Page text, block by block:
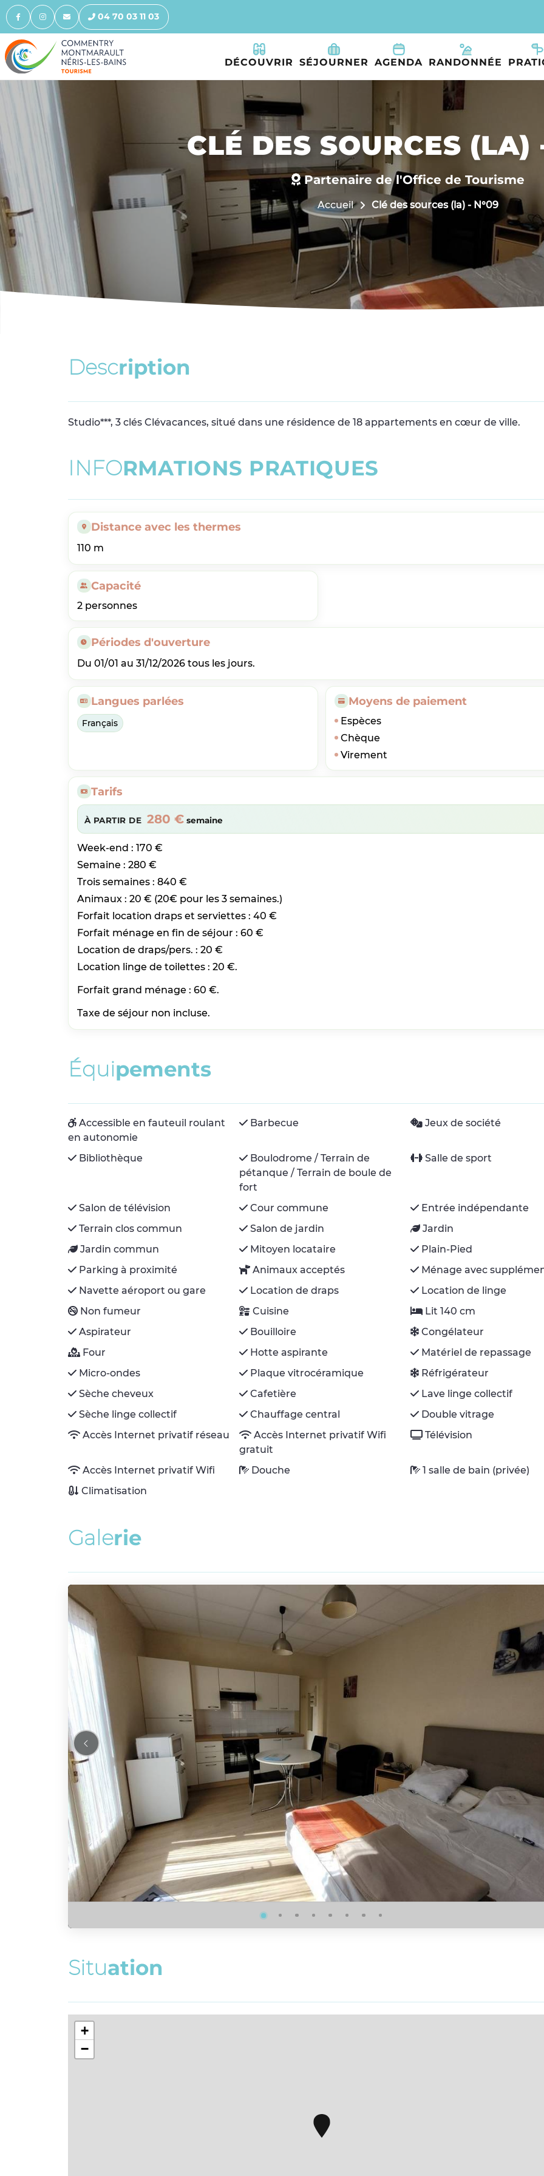
04 70 03 11 03
DÉCOUVRIR SÉJOURNER AGENDA RANDONNÉE
CLÉ DES SOURCES (LA)
Partenaire de l'Office de Tourisme
Accueil Clé des sources (la) - N°09
Description
Studio***, 3 clés Clévacances, situé dans une résidence de 18 appartements en cœur de ville.
INFORMATIONS PRATIQUES
Distance avec les thermes
110 m
Capacité
2 personnes
Périodes d'ouverture
Du 01/01 au 31/12/2026 tous les jours.
Langues parlées
Français
Moyens de paiement
Espèces
Chèque
Virement
Tarifs
À PARTIR DE 280 €semaine
Week-end : 170 €
Semaine : 280 €
Trois semaines : 840 €
Animaux : 20 € (20€ pour les 3 semaines.)
Forfait location draps et serviettes : 40 €
Forfait ménage en fin de séjour : 60 €
Location de draps/pers. : 20 €
Location linge de toilettes : 20 €.
Forfait grand ménage : 60 €.
Taxe de séjour non incluse.
Équipements
Accessible en fauteuil roulant
en autonomie
Barbecue Jeux de société
Bibliothèque
Boulodrome / Terrain de
pétanque / Terrain de boule de
fort
Salle de sport
Salon de télévision Cour commune
Entrée indépendante
Terrain clos commun
Salon de jardin
Jardin
Jardin commun
Mitoyen locataire
Plain-Pied
Parking à proximité
Animaux acceptés
Ménage avec
Navette aéroport ou gare
Location de draps
Location de linge
Non fumeur
Cuisine
Lit 140 cm
Aspirateur
Bouilloire
Congélateur
Four
Hotte aspirante
Matériel de repassage
Micro-ondes
Plaque vitrocéramique
Réfrigérateur
Sèche cheveux
Cafetière
Lave linge collectif
Sèche linge collectif
Chauffage central
Double vitrage
Accès Internet privatif réseau
Accès Internet privatif Wifi
gratuit
Télévision
Accès Internet privatif Wifi Douche
1 salle de bain (privée)
Climatisation
Galerie
Situation
+
−